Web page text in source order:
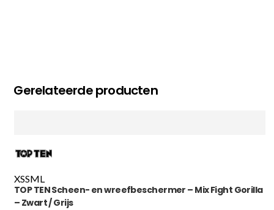
Gerelateerde producten
XSSML
TOP TEN Scheen- en wreefbeschermer – Mix Fight Gorilla
– Zwart / Grijs